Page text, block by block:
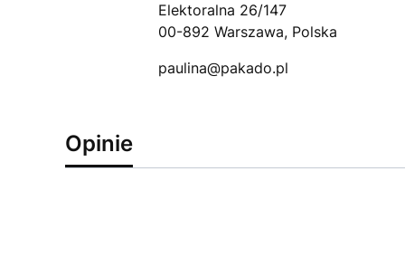
Elektoralna 26/147
00-892 Warszawa, Polska
paulina@pakado.pl
Opinie